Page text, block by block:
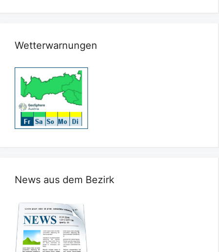
Wetterwarnungen
News aus dem Bezirk